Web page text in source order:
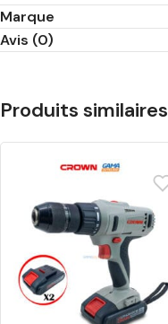
Marque
Avis (0)
Produits similaires